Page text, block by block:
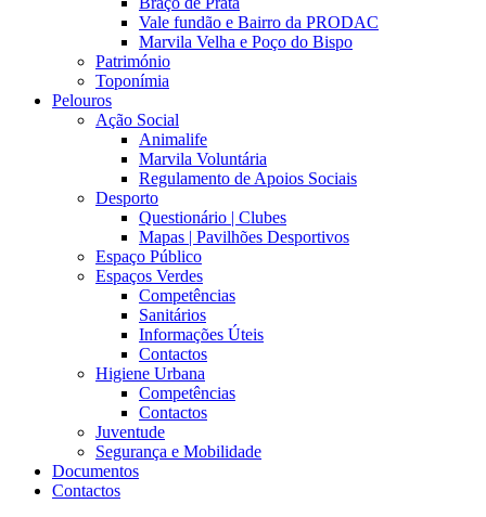
Vale fundão e Bairro da PRODAC
Marvila Velha e Poço do Bispo
Património
Toponímia
Pelouros
Ação Social
Animalife
Marvila Voluntária
Regulamento de Apoios Sociais
Desporto
Questionário | Clubes
Mapas | Pavilhões Desportivos
Espaço Público
Espaços Verdes
Competências
Sanitários
Informações Úteis
Contactos
Higiene Urbana
Competências
Contactos
Juventude
Segurança e Mobilidade
Documentos
Contactos